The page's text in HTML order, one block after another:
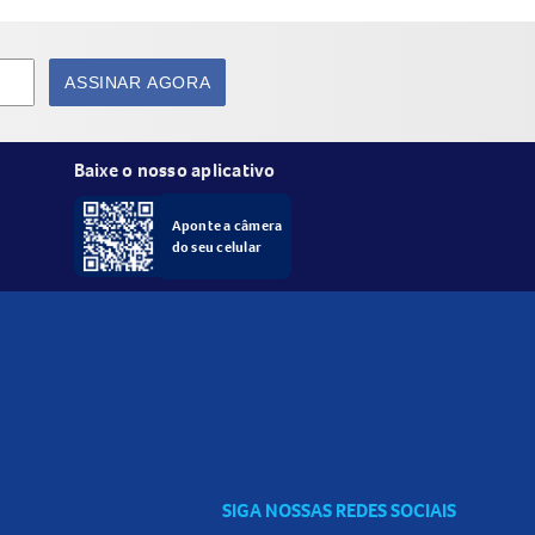
dos lábios em direção às bordas.
ASSINAR AGORA
Baixe o nosso aplicativo
Aponte a câmera
do seu celular
SIGA NOSSAS REDES SOCIAIS